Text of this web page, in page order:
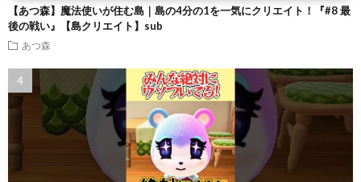
【あつ森】魔法使いが住む島｜島の4分の1を一気にクリエイト！『#8 最
後の戦い』【島クリエイト】sub
あつ森